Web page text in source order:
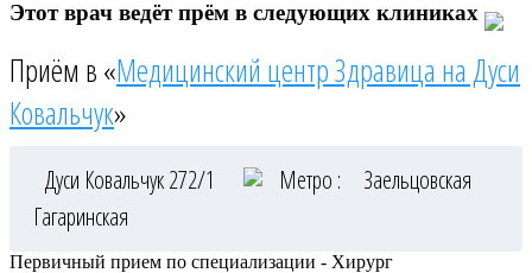
Этот врач ведёт прём в следующих клиниках
Приём в «Медицинский центр Здравица на Дуси
Ковальчук»
Дуси Ковальчук 272/1 Метро :
Заельцовская
Гагаринская
Первичный прием по специализации - Хирург